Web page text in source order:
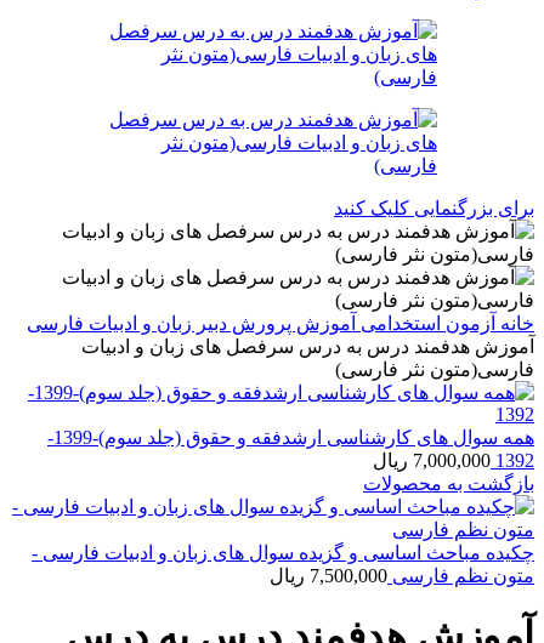
برای بزرگنمایی کلیک کنید
خانه آزمون استخدامی آموزش پرورش دبير زبان و ادبیات فارسی
آموزش هدفمند درس به درس سرفصل های زبان و ادبیات
فارسی(متون نثر فارسی)
همه سوال های کارشناسی ارشدفقه و حقوق (جلد سوم)-1399-
1392
7,000,000 ریال
بازگشت به محصولات
چکیده مباحث اساسی و گزیده سوال های زبان و ادبیات فارسی -
متون نظم فارسی 7,500,000 ریال